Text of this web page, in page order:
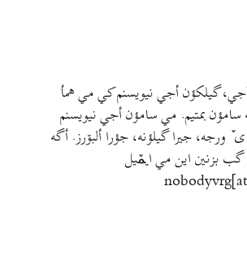
گيلکؤن أجي نيويسنم کي مي همأ
سامؤن بمتيم. مي سامؤن أجي نيويسنم
ورجه، جيرا گيلؤنه، جؤرا ألبۊرز. أگه
بزنين اين مي ايمٚیل‌